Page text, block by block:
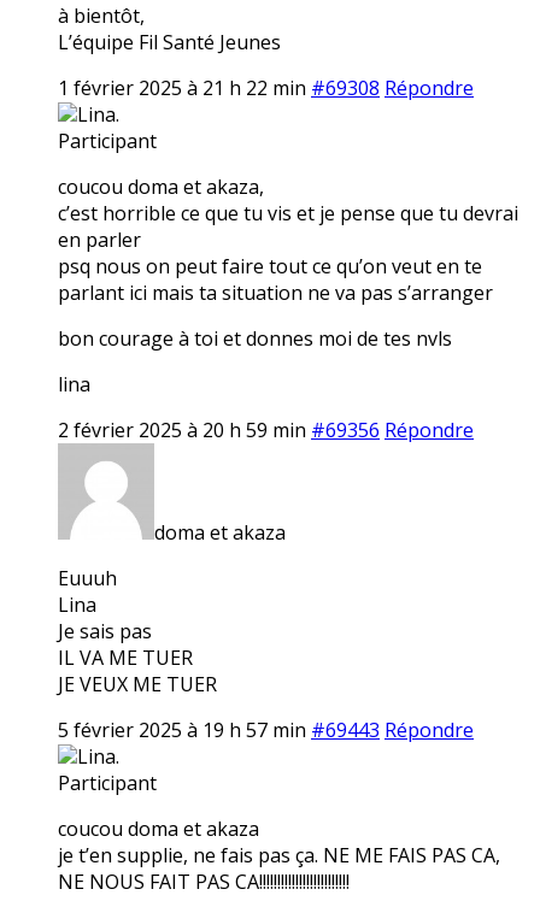
à bientôt,
L’équipe Fil Santé Jeunes
1 février 2025 à 21 h 22 min #69308 Répondre
Lina.
Participant
coucou doma et akaza,
c’est horrible ce que tu vis et je pense que tu devrai
en parler
psq nous on peut faire tout ce qu’on veut en te
parlant ici mais ta situation ne va pas s’arranger
bon courage à toi et donnes moi de tes nvls
lina
2 février 2025 à 20 h 59 min #69356 Répondre
doma et akaza
Euuuh
Lina
Je sais pas
IL VA ME TUER
JE VEUX ME TUER
5 février 2025 à 19 h 57 min #69443 Répondre
Lina.
Participant
coucou doma et akaza
je t’en supplie, ne fais pas ça. NE ME FAIS PAS CA,
NE NOUS FAIT PAS CA!!!!!!!!!!!!!!!!!!!!!!!!!